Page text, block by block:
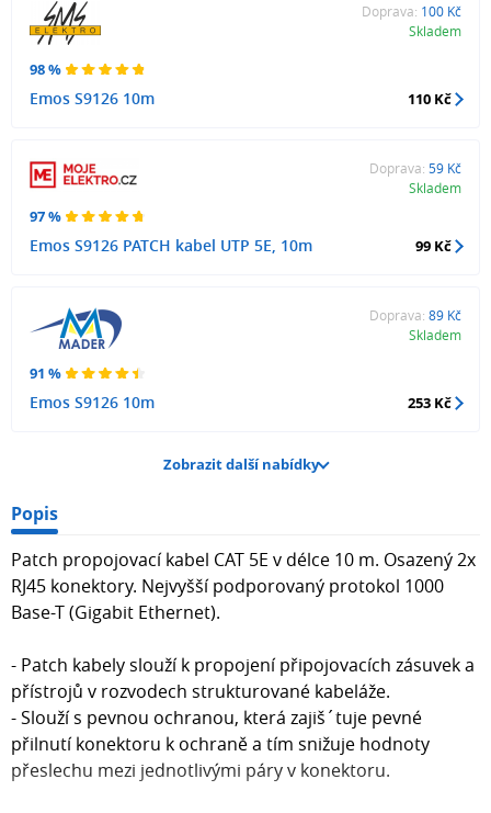
98 %
Emos S9126 10m
Doprava: 100 Kč
Skladem
110 Kč
97 %
Emos S9126 PATCH kabel UTP 5E, 10m
Doprava: 59 Kč
Skladem
99 Kč
91 %
Emos S9126 10m
Doprava: 89 Kč
Skladem
253 Kč
Zobrazit další nabídky
Popis
Patch propojovací kabel CAT 5E v délce 10 m. Osazený 2x
RJ45 konektory. Nejvyšší podporovaný protokol 1000
Base-T (Gigabit Ethernet).
- Patch kabely slouží k propojení připojovacích zásuvek a
přístrojů v rozvodech strukturované kabeláže.
- Slouží s pevnou ochranou, která zajiš´tuje pevné
přilnutí konektoru k ochraně a tím snižuje hodnoty
přeslechu mezi jednotlivými páry v konektoru.